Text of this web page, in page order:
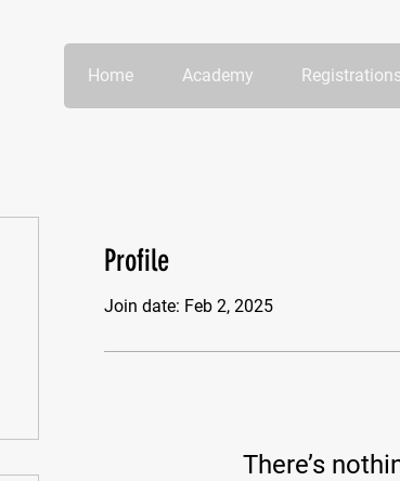
Home Academy Registrations
Profile
Join date: Feb 2, 2025
There’s